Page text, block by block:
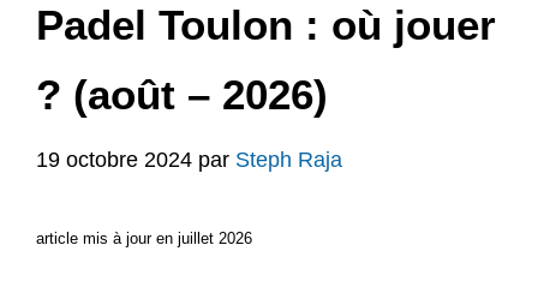
Padel Toulon : où jouer
? (août – 2026)
19 octobre 2024 par Steph Raja
article mis à jour en juillet 2026